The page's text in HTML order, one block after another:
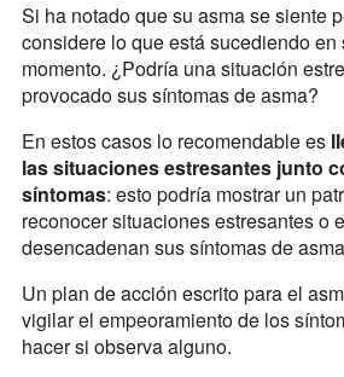
Si ha notado que su asma se siente
considere lo que está sucediendo en
momento. ¿Podría una situación
provocado sus síntomas de asma?
En estos casos lo recomendable es
las situaciones estresantes junto
síntomas: esto podría mostrar un
reconocer situaciones estresantes o
desencadenan sus síntomas de
Un plan de acción escrito para el
vigilar el empeoramiento de los
hacer si observa alguno.